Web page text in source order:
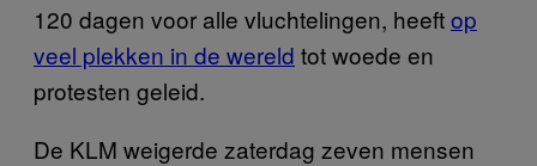
120 dagen voor alle vluchtelingen, heeftop
veel plekken in de wereld tot woede en
protesten geleid.
De KLM weigerde zaterdag zeven mensen